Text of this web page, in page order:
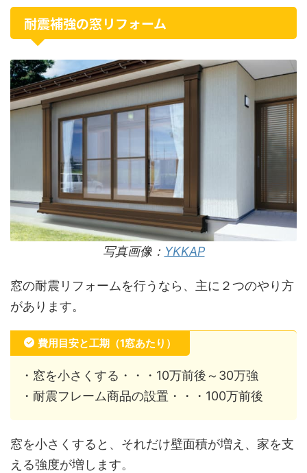
耐震補強の窓リフォーム
写真画像： YKKAP
窓の耐震リフォームを行うなら、主に２つのやり方
があります。
費用目安と工期（1窓あたり）
・窓を小さくする・・・10万前後～30万強
・耐震フレーム商品の設置・・・100万前後
窓を小さくすると、それだけ壁面積が増え、家を支
える強度が増します。